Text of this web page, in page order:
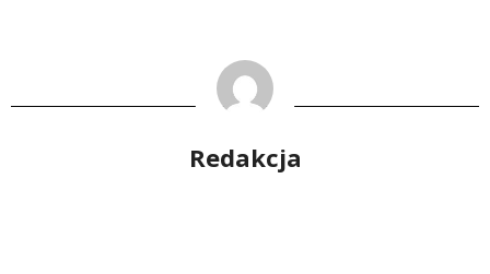
Redakcja